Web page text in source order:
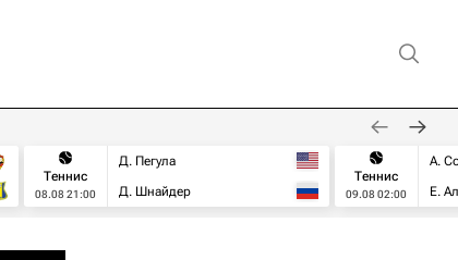
Теннис
08.08 21:00
Д. Пегула
Д. Шнайдер
Теннис
09.08 02:00
А.
Е.